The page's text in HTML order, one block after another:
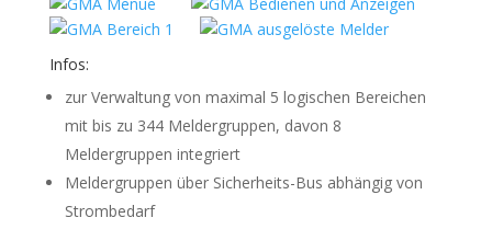
Infos:
zur Verwaltung von maximal 5 logischen Bereichen
mit bis zu 344 Meldergruppen, davon 8
Meldergruppen integriert
Meldergruppen über Sicherheits-Bus abhängig von
Strombedarf